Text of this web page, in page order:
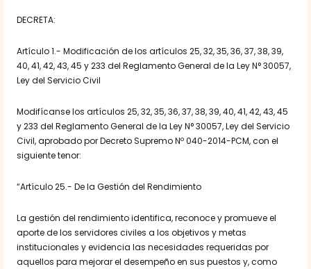
DECRETA:
Artículo 1.- Modificación de los artículos 25, 32, 35, 36, 37, 38, 39,
40, 41, 42, 43, 45 y 233 del Reglamento General de la Ley N° 30057,
Ley del Servicio Civil
Modifícanse los artículos 25, 32, 35, 36, 37, 38, 39, 40, 41, 42, 43, 45
y 233 del Reglamento General de la Ley N° 30057, Ley del Servicio
Civil, aprobado por Decreto Supremo Nº 040-2014-PCM, con el
siguiente tenor:
“Artículo 25.- De la Gestión del Rendimiento
La gestión del rendimiento identifica, reconoce y promueve el
aporte de los servidores civiles a los objetivos y metas
institucionales y evidencia las necesidades requeridas por
aquellos para mejorar el desempeño en sus puestos y, como